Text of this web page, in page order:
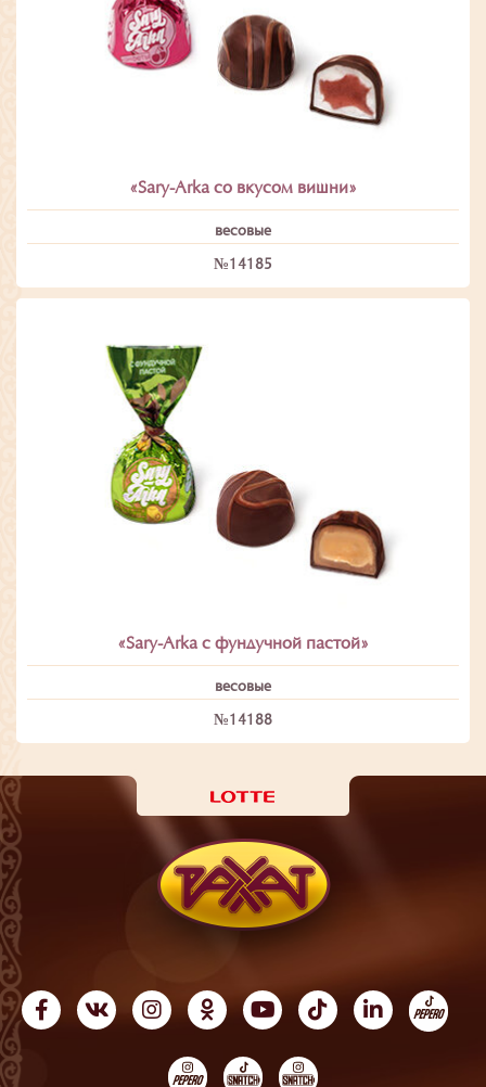
«Sary-Arka со вкусом вишни»
весовые
№14185
«Sary-Arka с фундучной пастой»
весовые
№14188